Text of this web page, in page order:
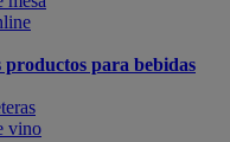
productos para bebidas
vino